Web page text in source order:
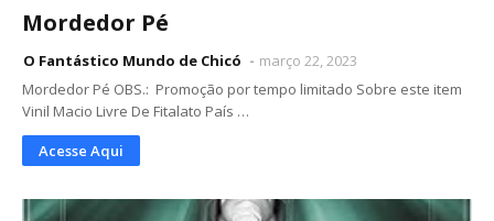
Mordedor Pé
O Fantástico Mundo de Chicó
março 22, 2023
Mordedor Pé OBS.: Promoção por tempo limitado Sobre este item
Vinil Macio Livre De Fitalato País …
Acesse Aqui